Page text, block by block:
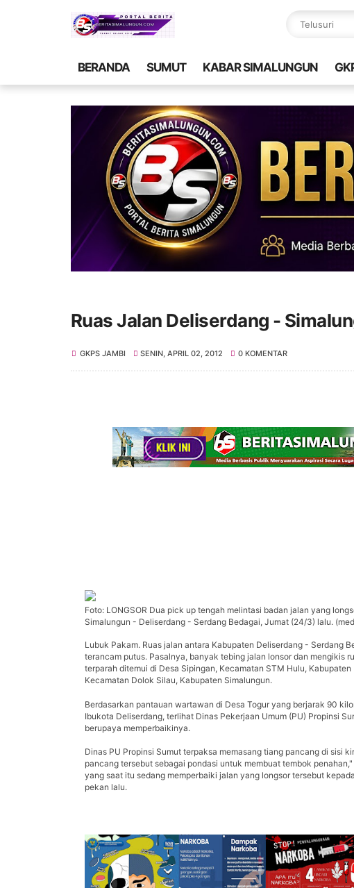
BERANDA SUMUT KABAR SIMALUNGUN
Ruas Jalan Deliserdang -
GKPS JAMBI SENIN, APRIL 02, 2012 0 KOMENTAR
Foto: LONGSOR Dua pick up tengah melintasi badan jalan yang
Simalungun - Deliserdang - Serdang Bedagai, Jumat (24/3) lalu.
Lubuk Pakam. Ruas jalan antara Kabupaten Deliserdang - Serdang
terancam putus. Pasalnya, banyak tebing jalan lonsor dan mengikis
terparah ditemui di Desa Sipingan, Kecamatan STM Hulu, Kabupaten
Kecamatan Dolok Silau, Kabupaten Simalungun.
Berdasarkan pantauan wartawan di Desa Togur yang berjarak 90
Ibukota Deliserdang, terlihat Dinas Pekerjaan Umum (PU) Propinsi
berupaya memperbaikinya.
Dinas PU Propinsi Sumut terpaksa memasang tiang pancang di sisi
pancang tersebut sebagai pondasi untuk membuat tembok
yang saat itu sedang memperbaiki jalan yang longsor tersebut
pekan lalu.